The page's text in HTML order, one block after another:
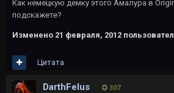
Как немецкую демку этого Амалура в
подскажете?
Изменено 21 февраля, 2012
Цитата
DarthFelus 307